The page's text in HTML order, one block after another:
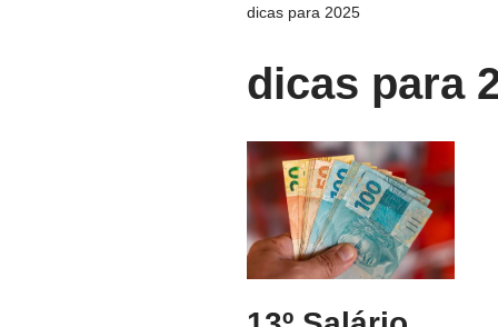
dicas para 2025
dicas para